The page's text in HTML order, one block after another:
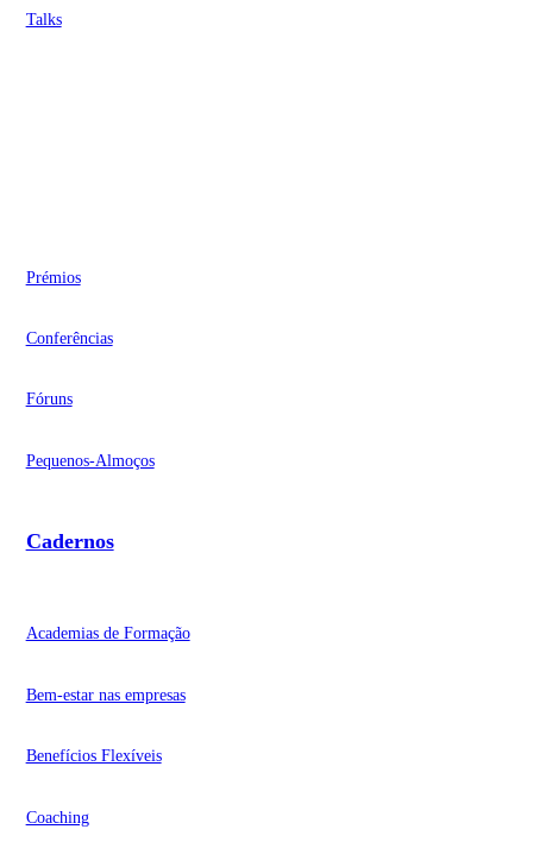
Talks
Prémios
Conferências
Fóruns
Pequenos-Almoços
Cadernos
Academias de Formação
Bem-estar nas empresas
Benefícios Flexíveis
Coaching